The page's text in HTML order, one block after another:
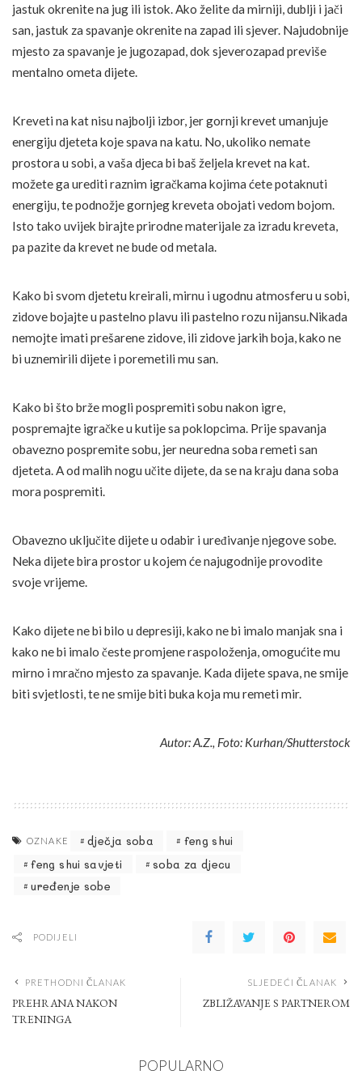
jastuk okrenite na jug ili istok. Ako želite da mirniji, dublji i jači
san, jastuk za spavanje okrenite na zapad ili sjever. Najudobnije
mjesto za spavanje je jugozapad, dok sjeverozapad previše
mentalno ometa dijete.
Kreveti na kat nisu najbolji izbor, jer gornji krevet umanjuje
energiju djeteta koje spava na katu. No, ukoliko nemate
prostora u sobi, a vaša djeca bi baš željela krevet na kat.
možete ga urediti raznim igračkama kojima ćete potaknuti
energiju, te podnožje gornjeg kreveta obojati vedom bojom.
Isto tako uvijek birajte prirodne materijale za izradu kreveta,
pa pazite da krevet ne bude od metala.
Kako bi svom djetetu kreirali, mirnu i ugodnu atmosferu u sobi,
zidove bojajte u pastelno plavu ili pastelno rozu nijansu.Nikada
nemojte imati prešarene zidove, ili zidove jarkih boja, kako ne
bi uznemirili dijete i poremetili mu san.
Kako bi što brže mogli pospremiti sobu nakon igre,
pospremajte igračke u kutije sa poklopcima. Prije spavanja
obavezno pospremite sobu, jer neuredna soba remeti san
djeteta. A od malih nogu učite dijete, da se na kraju dana soba
mora pospremiti.
Obavezno uključite dijete u odabir i uređivanje njegove sobe.
Neka dijete bira prostor u kojem će najugodnije provodite
svoje vrijeme.
Kako dijete ne bi bilo u depresiji, kako ne bi imalo manjak sna i
kako ne bi imalo česte promjene raspoloženja, omogućite mu
mirno i mračno mjesto za spavanje. Kada dijete spava, ne smije
biti svjetlosti, te ne smije biti buka koja mu remeti mir.
Autor: A.Z., Foto: Kurhan/Shutterstock
OZNAKE dječja soba
feng shui
feng shui savjeti
soba za djecu
uređenje sobe
PODIJELI
PRETHODNI ČLANAK
PREHRANA NAKON
TRENINGA
SLJEDEĆI ČLANAK
ZBLIŽAVANJE S PARTNEROM
POPULARNO